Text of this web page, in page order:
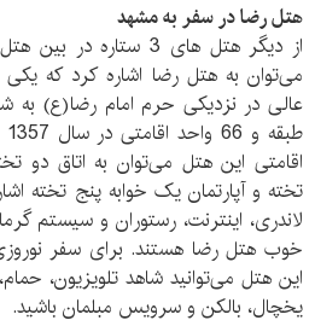
هتل رضا در سفر به مشهد
از دیگر هتل های 3
می‌توان به هتل رضا اشاره کرد که
عالی در نزدیکی حرم امام رضا(ع) به
اقامتی این هتل می‌توان به اتاق دو
تخته و آپارتمان یک خوابه پنج تخته
لاندری، اینترنت، رستوران و سیستم
خوب هتل رضا هستند. برای سفر
این هتل می‌توانید شاهد تلویزیون،
یخچال، بالکن و سرویس مبلمان باشید.